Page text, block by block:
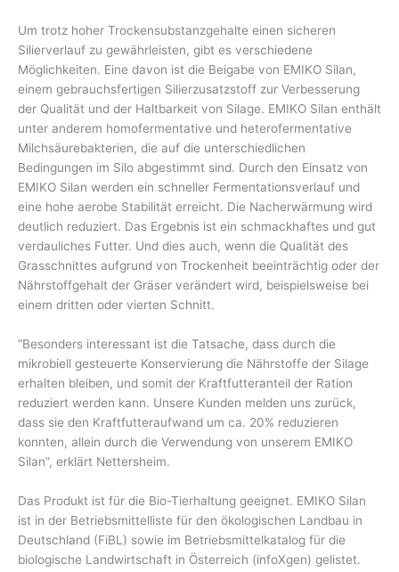
Um trotz hoher Trockensubstanzgehalte einen sicheren
Silierverlauf zu gewährleisten, gibt es verschiedene
Möglichkeiten. Eine davon ist die Beigabe von EMIKO Silan,
einem gebrauchsfertigen Silierzusatzstoff zur Verbesserung
der Qualität und der Haltbarkeit von Silage. EMIKO Silan enthält
unter anderem homofermentative und heterofermentative
Milchsäurebakterien, die auf die unterschiedlichen
Bedingungen im Silo abgestimmt sind. Durch den Einsatz von
EMIKO Silan werden ein schneller Fermentationsverlauf und
eine hohe aerobe Stabilität erreicht. Die Nacherwärmung wird
deutlich reduziert. Das Ergebnis ist ein schmackhaftes und gut
verdauliches Futter. Und dies auch, wenn die Qualität des
Grasschnittes aufgrund von Trockenheit beeinträchtig oder der
Nährstoffgehalt der Gräser verändert wird, beispielsweise bei
einem dritten oder vierten Schnitt.
“Besonders interessant ist die Tatsache, dass durch die
mikrobiell gesteuerte Konservierung die Nährstoffe der Silage
erhalten bleiben, und somit der Kraftfutteranteil der Ration
reduziert werden kann. Unsere Kunden melden uns zurück,
dass sie den Kraftfutteraufwand um ca. 20% reduzieren
konnten, allein durch die Verwendung von unserem EMIKO
Silan”, erklärt Nettersheim.
Das Produkt ist für die Bio-Tierhaltung geeignet. EMIKO Silan
ist in der Betriebsmittelliste für den ökologischen Landbau in
Deutschland (FiBL) sowie im Betriebsmittelkatalog für die
biologische Landwirtschaft in Österreich (infoXgen) gelistet.